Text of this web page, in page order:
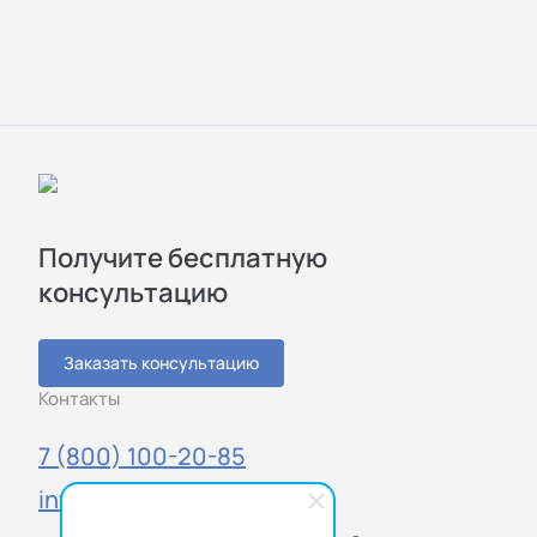
Получите бесплатную
консультацию
Заказать консультацию
Контакты
7 (800) 100-20-85
info@sigmatest.ru